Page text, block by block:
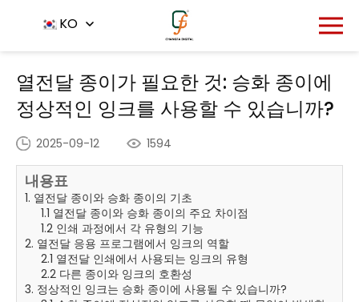
KO
뉴스 센터
열전달 종이가 필요한 것: 승화 종이에 정상
적인 잉크를 사용할 수 있습니까?
열전달 종이가 필요한 것: 승화 종이에
정상적인 잉크를 사용할 수 있습니까?
2025-09-12 1594
내용표
1. 열전달 종이와 승화 종이의 기초
1.1 열전달 종이와 승화 종이의 주요 차이점
1.2 인쇄 과정에서 각 유형의 기능
2. 열전달 응용 프로그램에서 잉크의 역할
2.1 열전달 인쇄에서 사용되는 잉크의 유형
2.2 다른 종이와 잉크의 호환성
3. 정상적인 잉크는 승화 종이에 사용될 수 있습니까?